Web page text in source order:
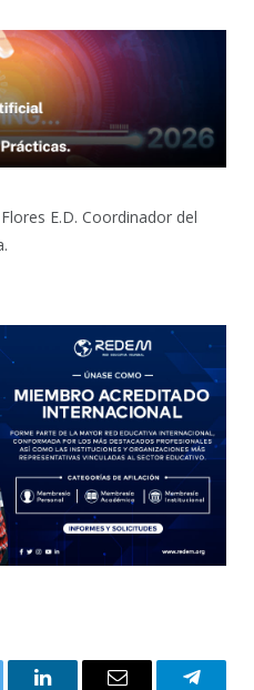
E.D. Coordinador del